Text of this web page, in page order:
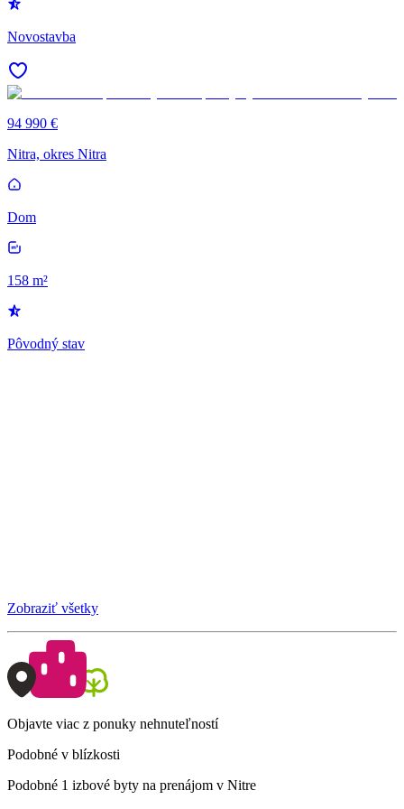
Novostavba
94 990 €
Nitra, okres Nitra
Dom
158 m²
Pôvodný stav
Zobraziť všetky
Objavte viac z ponuky nehnuteľností
Podobné v blízkosti
Podobné 1 izbové byty na prenájom v Nitre